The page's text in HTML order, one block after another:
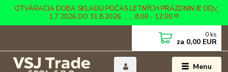
OTVÁRACIA DOBA SKLADU POČAS LETNÝCH PRÁZDNIN JE OD
1.7.2026 DO 31.8.2026 ....... 8:00 - 12:00 !!!
Menu
0 ks
za 0,00 EUR